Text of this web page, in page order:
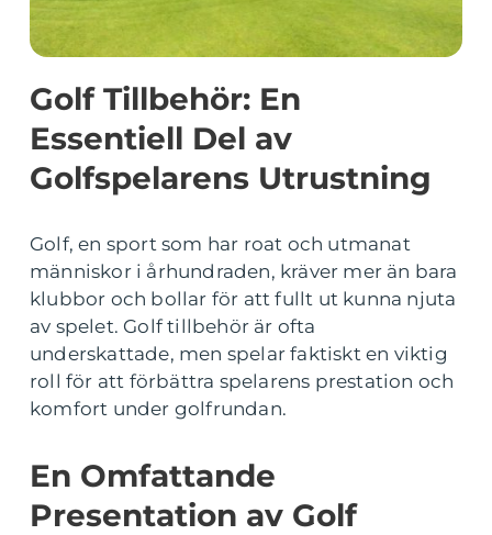
Golf Tillbehör: En
Essentiell Del av
Golfspelarens Utrustning
Golf, en sport som har roat och utmanat
människor i århundraden, kräver mer än bara
klubbor och bollar för att fullt ut kunna njuta
av spelet. Golf tillbehör är ofta
underskattade, men spelar faktiskt en viktig
roll för att förbättra spelarens prestation och
komfort under golfrundan.
En Omfattande
Presentation av Golf